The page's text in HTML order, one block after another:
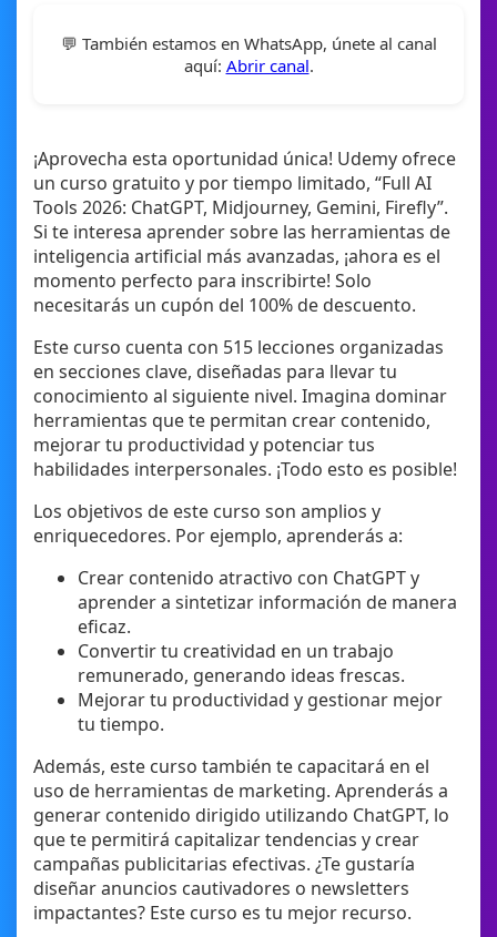
💬 También estamos en WhatsApp, únete al canal
aquí: Abrir canal.
¡Aprovecha esta oportunidad única! Udemy ofrece
un curso gratuito y por tiempo limitado, “Full AI
Tools 2026: ChatGPT, Midjourney, Gemini, Firefly”.
Si te interesa aprender sobre las herramientas de
inteligencia artificial más avanzadas, ¡ahora es el
momento perfecto para inscribirte! Solo
necesitarás un cupón del 100% de descuento.
Este curso cuenta con 515 lecciones organizadas
en secciones clave, diseñadas para llevar tu
conocimiento al siguiente nivel. Imagina dominar
herramientas que te permitan crear contenido,
mejorar tu productividad y potenciar tus
habilidades interpersonales. ¡Todo esto es posible!
Los objetivos de este curso son amplios y
enriquecedores. Por ejemplo, aprenderás a:
Crear contenido atractivo con ChatGPT y
aprender a sintetizar información de manera
eficaz.
Convertir tu creatividad en un trabajo
remunerado, generando ideas frescas.
Mejorar tu productividad y gestionar mejor
tu tiempo.
Además, este curso también te capacitará en el
uso de herramientas de marketing. Aprenderás a
generar contenido dirigido utilizando ChatGPT, lo
que te permitirá capitalizar tendencias y crear
campañas publicitarias efectivas. ¿Te gustaría
diseñar anuncios cautivadores o newsletters
impactantes? Este curso es tu mejor recurso.